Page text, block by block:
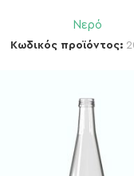
Νερό
Κωδικός προϊόντος: